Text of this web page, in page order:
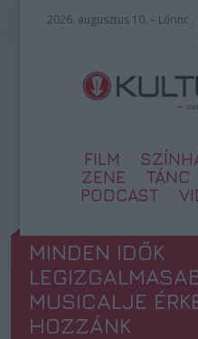
2026. augusztus 10. – Lőrinc
FILM
ZENE
TÁNC
PODCAST
MINDEN IDŐK
MUSICALJE
HOZZÁNK